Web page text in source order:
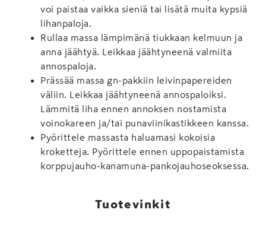
voi paistaa vaikka sieniä tai lisätä muita kypsiä
lihanpaloja.
Rullaa massa lämpimänä tiukkaan kelmuun ja
anna jäähtyä. Leikkaa jäähtyneenä valmiita
annospaloja.
Prässää massa gn-pakkiin leivinpapereiden
väliin. Leikkaa jäähtyneenä annospaloiksi.
Lämmitä liha ennen annoksen nostamista
voinokareen ja/tai punaviinikastikkeen kanssa.
Pyörittele massasta haluamasi kokoisia
kroketteja. Pyörittele ennen uppopaistamista
korppujauho-kanamuna-pankojauhoseoksessa.
Tuotevinkit